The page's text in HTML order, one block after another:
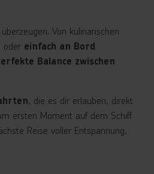
Von kulinarischen
oder einfach an Bord
Balance zwischen
, die es dir erlauben, direkt
ersten Moment auf dem Schiff
Reise voller Entspannung,